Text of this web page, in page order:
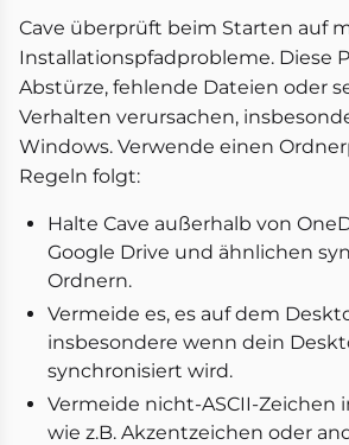
Cave überprüft beim Starten auf
Installationspfadprobleme. Diese
Abstürze, fehlende Dateien oder
Verhalten verursachen,
Windows. Verwende einen
Regeln folgt:
Halte Cave außerhalb von
Google Drive und ähnlichen
Ordnern.
Vermeide es, es auf dem
insbesondere wenn dein
synchronisiert wird.
Vermeide nicht-ASCII-Zeichen
wie z.B. Akzentzeichen oder